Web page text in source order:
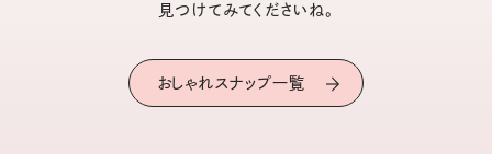
見つけてみてくださいね。
おしゃれスナップ一覧